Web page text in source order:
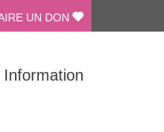
UN DON
Information